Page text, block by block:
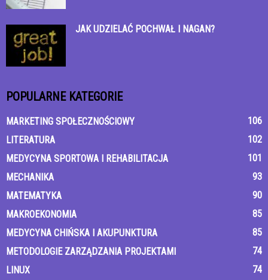
JAK UDZIELAĆ POCHWAŁ I NAGAN?
POPULARNE KATEGORIE
MARKETING SPOŁECZNOŚCIOWY
106
LITERATURA
102
MEDYCYNA SPORTOWA I REHABILITACJA
101
MECHANIKA
93
MATEMATYKA
90
MAKROEKONOMIA
85
MEDYCYNA CHIŃSKA I AKUPUNKTURA
85
METODOLOGIE ZARZĄDZANIA PROJEKTAMI
74
LINUX
74